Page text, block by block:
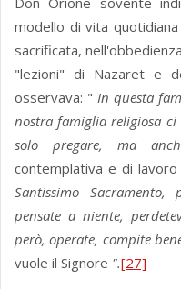
modello di vita
sacrificata,
"lezioni" di Nazaret e
osservava: " In questa
nostra famiglia religiosa ci
solo pregare, ma
contemplativa e di
Santissimo
pensate a niente,
però, operate, compite
vuole il Signore ".[27]